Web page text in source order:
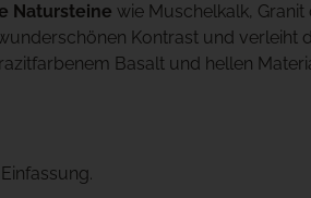
Natursteine wie Muschelkalk,
Kontrast und verleiht
Basalt und hellen